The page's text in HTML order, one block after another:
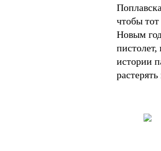
чтобы
Новым
истории